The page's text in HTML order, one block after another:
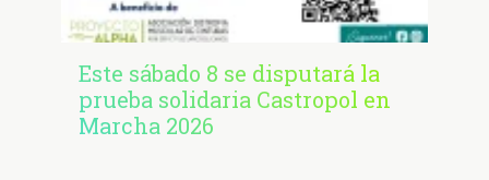
Este sábado 8 se disputará la
prueba solidaria Castropol en
Marcha 2026